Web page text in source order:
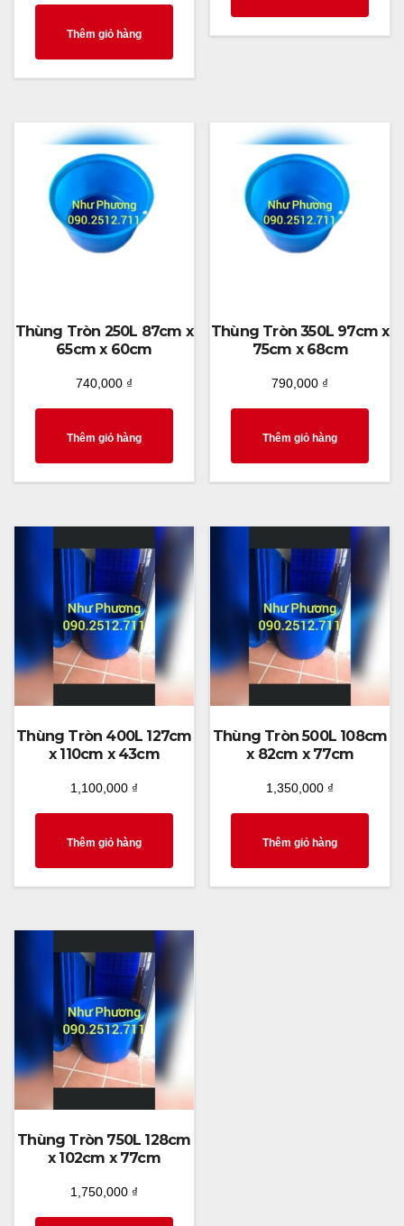
Thêm giỏ hàng
Thùng Tròn 250L 87cm x
65cm x 60cm
740,000 ₫
Thêm giỏ hàng
Thùng Tròn 350L 97cm x
75cm x 68cm
790,000 ₫
Thêm giỏ hàng
Thùng Tròn 400L 127cm
x 110cm x 43cm
1,100,000 ₫
Thêm giỏ hàng
Thùng Tròn 500L 108cm
x 82cm x 77cm
1,350,000 ₫
Thêm giỏ hàng
Thùng Tròn 750L 128cm
x 102cm x 77cm
1,750,000 ₫